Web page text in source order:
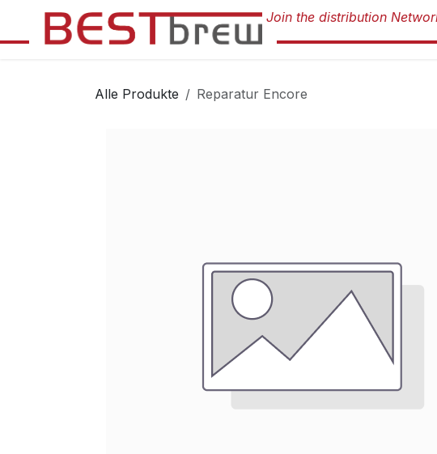
Zum Inhalt springen
Alle Produkte Reparatur Encore